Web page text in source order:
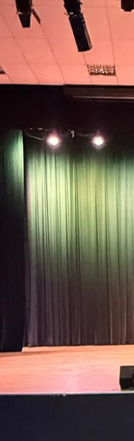
Governo
Habitação
Inclusão
Meio
Saúde
Serviços